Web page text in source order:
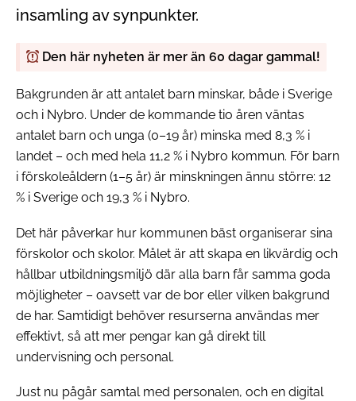
insamling av synpunkter.
Den här nyheten är mer än 60 dagar gammal!
Bakgrunden är att antalet barn minskar, både i Sverige
och i Nybro. Under de kommande tio åren väntas
antalet barn och unga (0–19 år) minska med 8,3 % i
landet – och med hela 11,2 % i Nybro kommun. För barn
i förskoleåldern (1–5 år) är minskningen ännu större: 12
% i Sverige och 19,3 % i Nybro.
Det här påverkar hur kommunen bäst organiserar sina
förskolor och skolor. Målet är att skapa en likvärdig och
hållbar utbildningsmiljö där alla barn får samma goda
möjligheter – oavsett var de bor eller vilken bakgrund
de har. Samtidigt behöver resurserna användas mer
effektivt, så att mer pengar kan gå direkt till
undervisning och personal.
Just nu pågår samtal med personalen, och en digital